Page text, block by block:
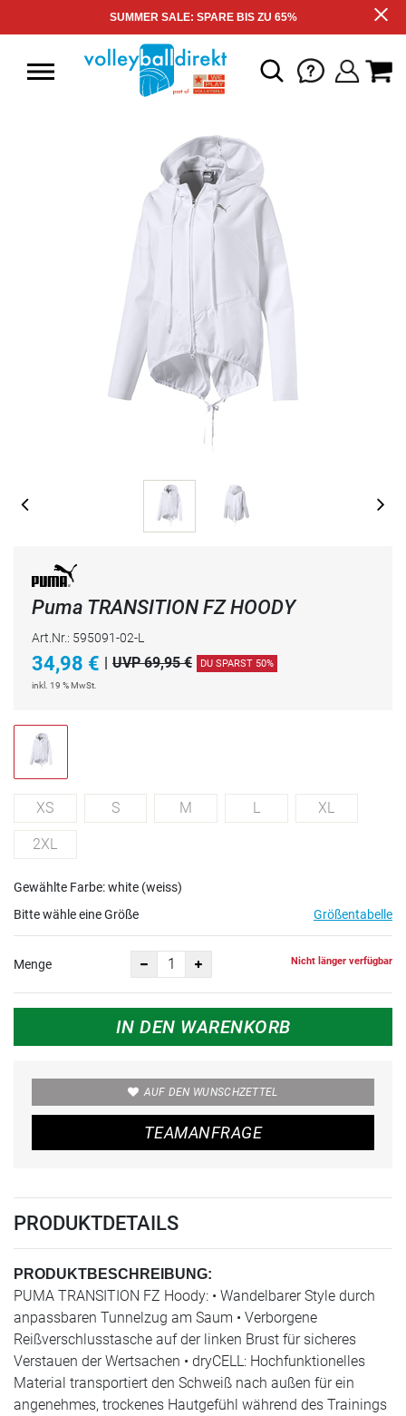
SUMMER SALE: SPARE BIS ZU 65%
Puma TRANSITION FZ HOODY
Art.Nr.: 595091-02-L
34,98 € UVP 69,95 € DU SPARST 50%
inkl. 19 % MwSt.
XS S M L XL
2XL
Gewählte Farbe: white (weiss)
Bitte wähle eine Größe
Größentabelle
Menge Nicht länger verfügbar
IN DEN WARENKORB
AUF DEN WUNSCHZETTEL
TEAMANFRAGE
PRODUKTDETAILS
PRODUKTBESCHREIBUNG:
PUMA TRANSITION FZ Hoody: • Wandelbarer Style durch
anpassbaren Tunnelzug am Saum • Verborgene
Reißverschlusstasche auf der linken Brust für sicheres
Verstauen der Wertsachen • dryCELL: Hochfunktionelles
Material transportiert den Schweiß nach außen für ein
angenehmes, trockenes Hautgefühl während des Trainings